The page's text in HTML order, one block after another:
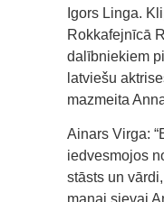
Igors Linga.
Rokkafejnīcā
dalībniekiem
latviešu
mazmeita
Ainars Virga:
iedvesmojos
stāsts un
manai sievai